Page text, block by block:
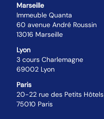
Marseille
Immeuble Quanta
60 avenue André Roussin
13016 Marseille
Lyon
3 cours Charlemagne
69002 Lyon
Paris
20-22 rue des Petits Hôtels
75010 Paris